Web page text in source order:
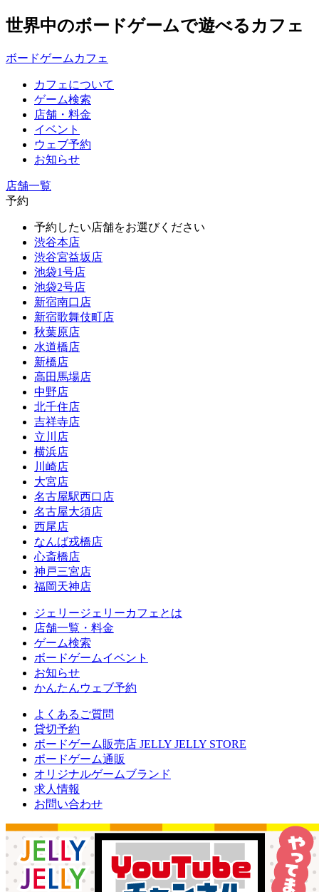
世界中のボードゲームで遊べるカフェ
ボードゲームカフェ
カフェについて
ゲーム検索
店舗・料金
イベント
ウェブ予約
お知らせ
店舗一覧
予約
予約したい店舗をお選びください
渋谷本店
渋谷宮益坂店
池袋1号店
池袋2号店
新宿南口店
新宿歌舞伎町店
秋葉原店
水道橋店
新橋店
高田馬場店
中野店
北千住店
吉祥寺店
立川店
横浜店
川崎店
大宮店
名古屋駅西口店
名古屋大須店
西尾店
なんば戎橋店
心斎橋店
神戸三宮店
福岡天神店
ジェリージェリーカフェとは
店舗一覧・料金
ゲーム検索
ボードゲームイベント
お知らせ
かんたんウェブ予約
よくあるご質問
貸切予約
ボードゲーム販売店 JELLY JELLY STORE
ボードゲーム通販
オリジナルゲームブランド
求人情報
お問い合わせ